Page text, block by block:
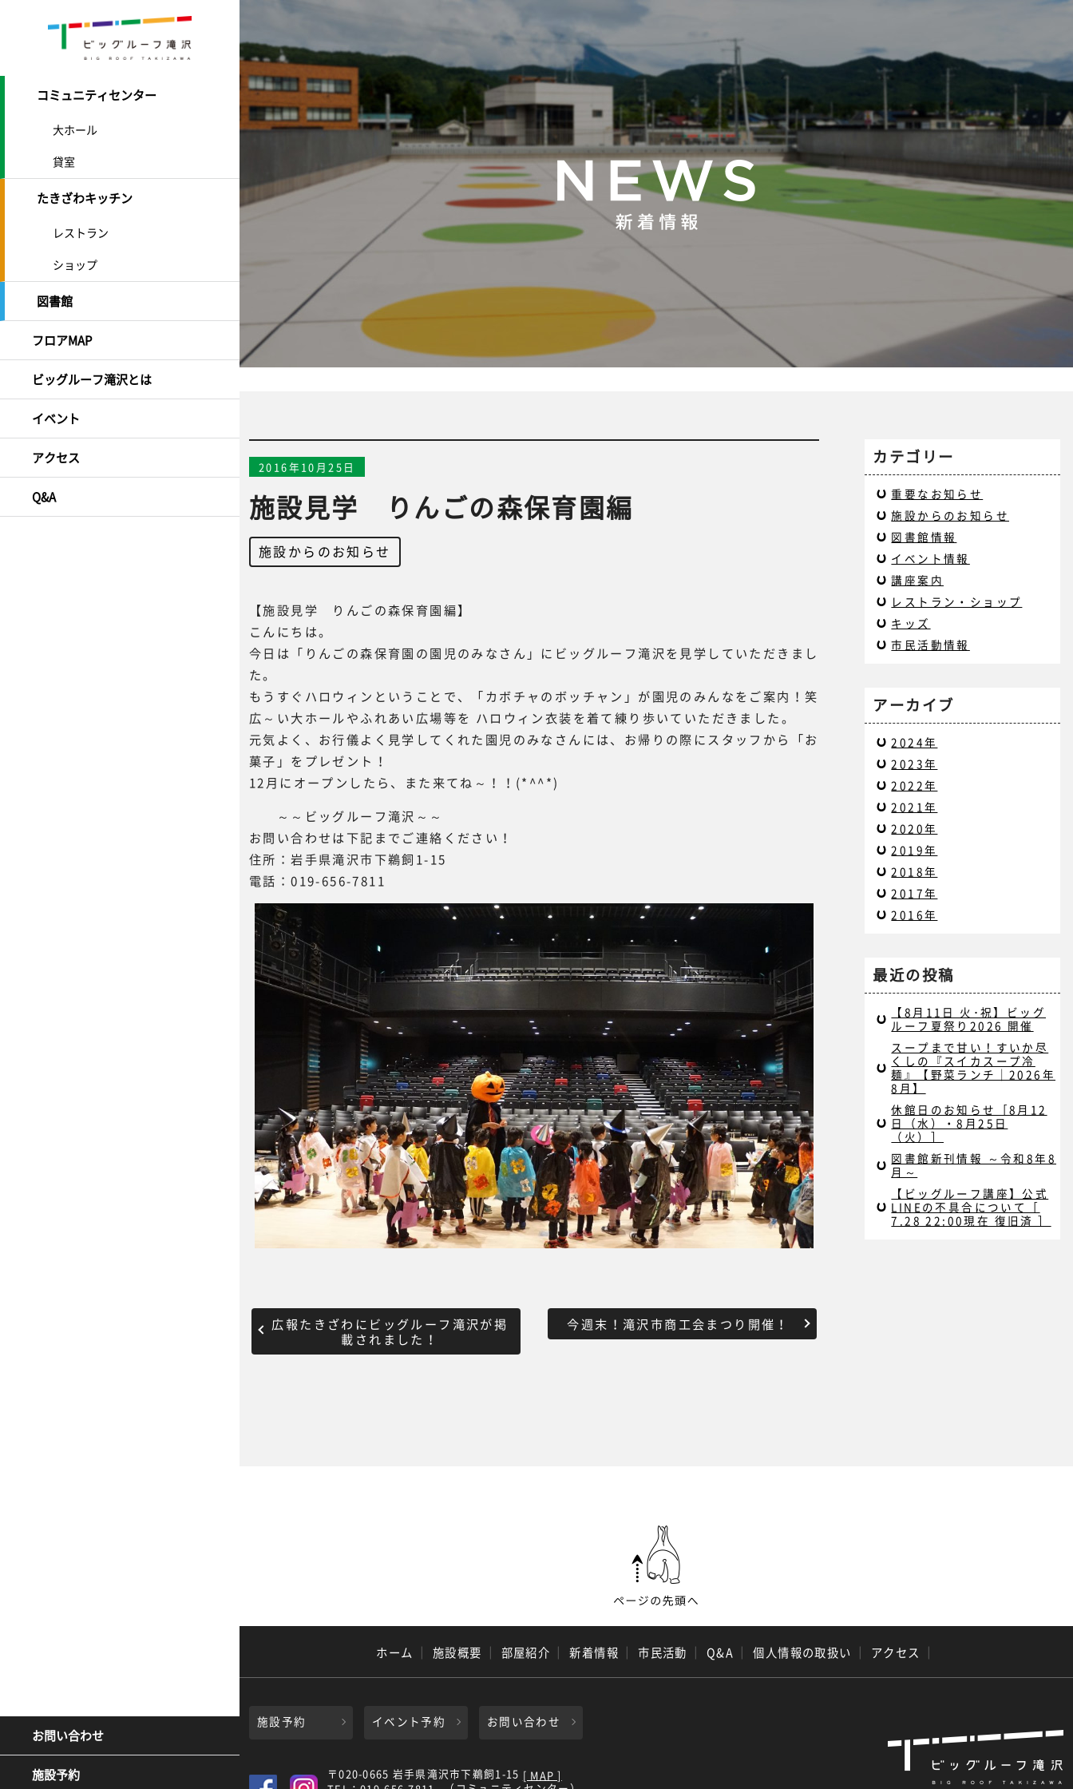
コミュニティセンター
大ホール
貸室
たきざわキッチン
レストラン
ショップ
図書館
フロアMAP
ビッグルーフ滝沢とは
イベント
アクセス
Q&A
お問い合わせ
施設予約
2016年10月25日
施設見学 りんごの森保育園編
施設からのお知らせ
【施設見学 りんごの森保育園編】
こんにちは。
今日は「りんごの森保育園の園児のみなさん」にビッグルーフ滝沢を見学していただきまし
た。
もうすぐハロウィンということで、「カボチャのボッチャン」が園児のみんなをご案内！笑
広～い大ホールやふれあい広場等を ハロウィン衣装を着て練り歩いていただきました。
元気よく、お行儀よく見学してくれた園児のみなさんには、お帰りの際にスタッフから「お
菓子」をプレゼント！
12月にオープンしたら、また来てね～！！(*^^*)
～～ビッグルーフ滝沢～～
お問い合わせは下記までご連絡ください！
住所：岩手県滝沢市下鵜飼1-15
電話：019-656-7811
広報たきざわにビッグルーフ滝沢が掲
載されました！
今週末！滝沢市商工会まつり開催！
カテゴリー
重要なお知らせ
施設からのお知らせ
図書館情報
イベント情報
講座案内
レストラン・ショップ
キッズ
市民活動情報
アーカイブ
2024年
2023年
2022年
2021年
2020年
2019年
2018年
2017年
2016年
最近の投稿
【8月11日 火･祝】ビッグ
ルーフ夏祭り2026 開催
スープまで甘い！すいか尽
くしの『スイカスープ冷
麺』【野菜ランチ｜2026年
8月】
休館日のお知らせ［8月12
日（水）・8月25日
（火）］
図書館新刊情報 ～令和8年8
月～
【ビッグルーフ講座】公式
LINEの不具合について［
7.28 22:00現在 復旧済 ］
ホーム ｜ 施設概要 ｜ 部屋紹介 ｜ 新着情報 ｜ 市民活動 ｜ Q&A ｜ 個人情報の取扱い ｜ アクセス ｜
施設予約 イベント予約 お問い合わせ
〒020-0665 岩手県滝沢市下鵜飼1-15 [ MAP ]